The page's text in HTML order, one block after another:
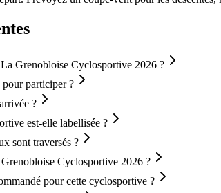
Grenobloise Cyclosportive 2026 ?
participer ?
?
est-elle labellisée ?
sont traversés ?
Cyclosportive 2026 ?
pour cette cyclosportive ?